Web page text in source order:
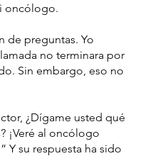
oncólogo.
de preguntas. Yo
no terminara por
Sin embargo, eso no
¿Dígame usted qué
¡Veré al oncólogo
Y su respuesta ha sido